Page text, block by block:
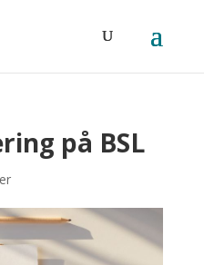
på BSL